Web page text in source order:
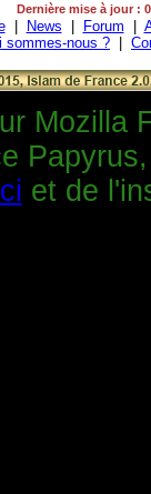
Dernière mise à jour :
| News Forum
sommes-nous ?
Mozilla
et de